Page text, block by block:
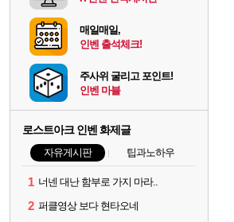
매일매일,
인벤 출석체크!
주사위 굴리고 포인트!
인벤 마블
로스트아크 인벤 화제글
자유게시판 팁과노하우
1 너넨 대난 함부로 가지 마라..
2 퍼클영상 보다 현타오네